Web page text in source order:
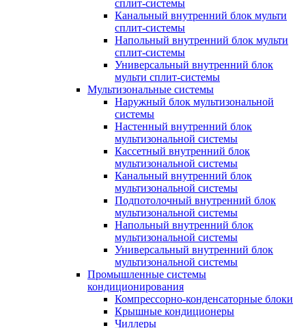
сплит-системы
Канальный внутренний блок мульти
сплит-системы
Напольный внутренний блок мульти
сплит-системы
Универсальный внутренний блок
мульти сплит-системы
Мультизональные системы
Наружный блок мультизональной
системы
Настенный внутренний блок
мультизональной системы
Кассетный внутренний блок
мультизональной системы
Канальный внутренний блок
мультизональной системы
Подпотолочный внутренний блок
мультизональной системы
Напольный внутренний блок
мультизональной системы
Универсальный внутренний блок
мультизональной системы
Промышленные системы
кондиционирования
Компрессорно-конденсаторные блоки
Крышные кондиционеры
Чиллеры